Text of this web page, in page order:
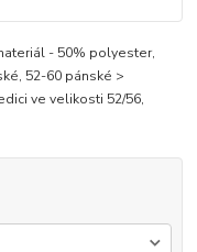
- 50% polyester,
52-60 pánské >
ve velikosti 52/56,